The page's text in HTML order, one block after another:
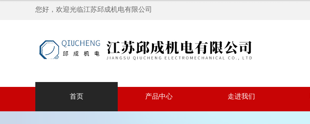
您好，欢迎光临江苏邱成机电有限公司
首页 产品中心 走进我们